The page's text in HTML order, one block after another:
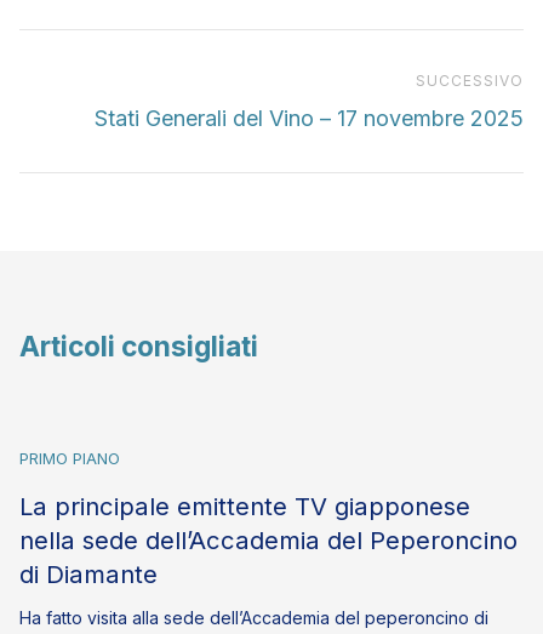
SUCCESSIVO
Stati Generali del Vino – 17 novembre 2025
Articoli consigliati
PRIMO PIANO
La principale emittente TV giapponese
nella sede dell’Accademia del Peperoncino
di Diamante
Ha fatto visita alla sede dell’Accademia del peperoncino di